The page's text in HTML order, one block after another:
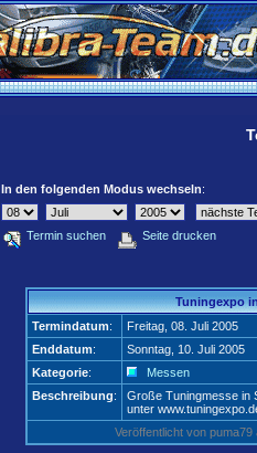
In den folgenden Modus wechseln:
Termin suchen Seite drucken
Tuningexpo
Termindatum:
Freitag, 08. Juli 2005
Enddatum:
Sonntag, 10. Juli 2005
Kategorie:
Messen
Beschreibung:
Große Tuningmesse in
unter
Veröffentlicht von